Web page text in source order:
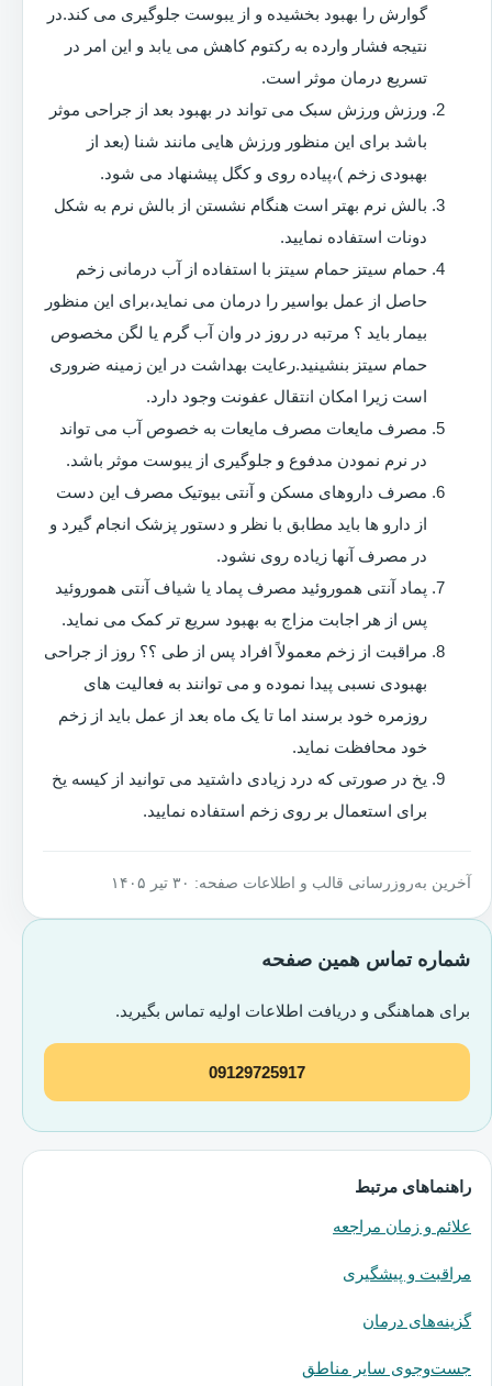
گوارش را بهبود بخشیده و از یبوست جلوگیری می کند.در
نتیجه فشار وارده به رکتوم کاهش می یابد و این امر در
تسریع درمان موثر است.
ورزش ورزش سبک می تواند در بهبود بعد از جراحی موثر
باشد برای این منظور ورزش هایی مانند شنا (بعد از
بهبودی زخم )،پیاده روی و کگل پیشنهاد می شود.
بالش نرم بهتر است هنگام نشستن از بالش نرم به شکل
دونات استفاده نمایید.
حمام سیتز حمام سیتز با استفاده از آب درمانی زخم
حاصل از عمل بواسیر را درمان می نماید،برای این منظور
بیمار باید ؟ مرتبه در روز در وان آب گرم یا لگن مخصوص
حمام سیتز بنشینید.رعایت بهداشت در این زمینه ضروری
است زیرا امکان انتقال عفونت وجود دارد.
مصرف مایعات مصرف مایعات به خصوص آب می تواند
در نرم نمودن مدفوع و جلوگیری از یبوست موثر باشد.
مصرف داروهای مسکن و آنتی بیوتیک مصرف این دست
از دارو ها باید مطابق با نظر و دستور پزشک انجام گیرد و
در مصرف آنها زیاده روی نشود.
پماد آنتی هموروئید مصرف پماد یا شیاف آنتی هموروئید
پس از هر اجابت مزاج به بهبود سریع تر کمک می نماید.
مراقبت از زخم معمولاً افراد پس از طی ؟؟ روز از جراحی
بهبودی نسبی پیدا نموده و می توانند به فعالیت های
روزمره خود برسند اما تا یک ماه بعد از عمل باید از زخم
خود محافظت نماید.
یخ در صورتی که درد زیادی داشتید می توانید از کیسه یخ
برای استعمال بر روی زخم استفاده نمایید.
آخرین به‌روزرسانی قالب و اطلاعات صفحه: ۳۰ تیر ۱۴۰۵
شماره تماس همین صفحه
برای هماهنگی و دریافت اطلاعات اولیه تماس بگیرید.
09129725917
راهنماهای مرتبط
علائم و زمان مراجعه
مراقبت و پیشگیری
گزینه‌های درمان
جست‌وجوی سایر مناطق